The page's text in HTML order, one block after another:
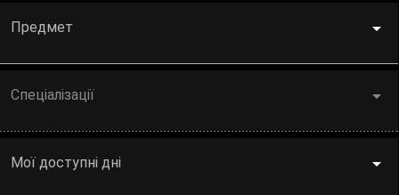
Предмет
Спеціалізації
Мої доступні дні